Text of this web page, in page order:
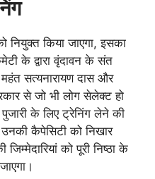
नियुक्त किया जाएगा, इसका
के द्वारा वृंदावन के संत
सत्यनारायण दास और
से जो भी लोग सेलेक्ट हो
के लिए ट्रेनिंग लेने की
कैपेसिटी को निखार
को पूरी निष्ठा के